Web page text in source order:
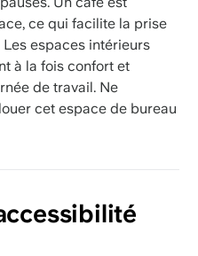
ce qui facilite la prise
espaces intérieurs
à la fois confort et
de travail. Ne
cet espace de bureau